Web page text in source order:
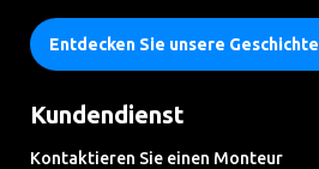
Entdecken Sie unsere Geschichte
Kundendienst
Kontaktieren Sie einen Monteur